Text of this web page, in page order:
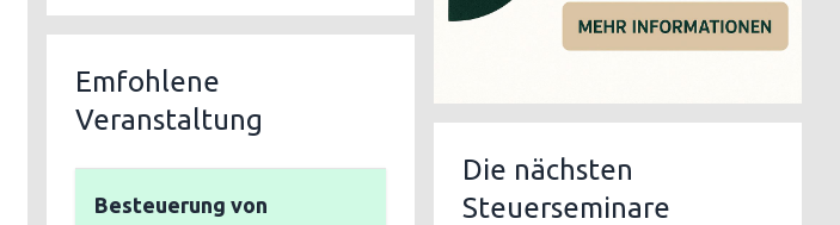
Emfohlene
Veranstaltung
Besteuerung von
Die nächsten
Steuerseminare